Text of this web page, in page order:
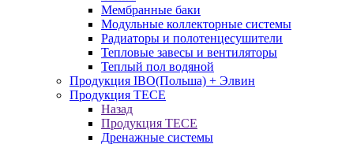
Мембранные баки
Модульные коллекторные системы
Радиаторы и полотенцесушители
Тепловые завесы и вентиляторы
Теплый пол водяной
Продукция IBO(Польша) + Элвин
Продукция TECE
Назад
Продукция TECE
Дренажные системы